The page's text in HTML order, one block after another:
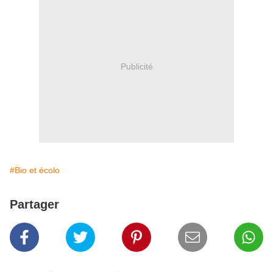
Publicité
#Bio et écolo
Partager